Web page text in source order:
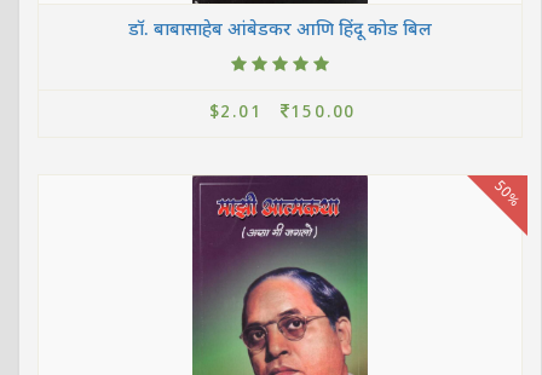
डॉ. बाबासाहेब आंबेडकर आणि हिंदू कोड बिल
$2.01 150.00
50%